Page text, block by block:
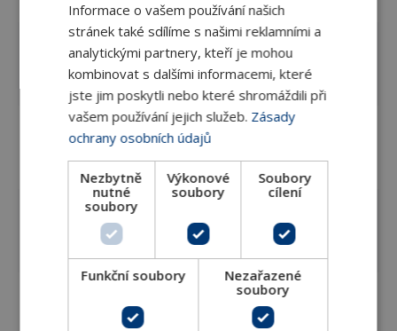
Dvouvrstvý expandovaný
polyetylén s uzavřenou
buněčnou strukturou (EPE)
Objemová
hmotnost
(dle ISO 845)
Vnější plášť izolace 80 kg/m3
Vnitřní izolační vrstva 30 kg/m3
Tepelná
vodivost (dle
EN 12667)
0,041 W/mK při 40 °C
Vnější plášť izolace HF-2
Vnitřní izolační vrstva HF-1
Informace o vašem používání našich
stránek také sdílíme s našimi reklamními a
analytickými partnery, kteří je mohou
kombinovat s dalšími informacemi, které
jste jim poskytli nebo které shromáždili při
vašem používání jejich služeb. Zásady
ochrany osobních údajů
Nezbytně
nutné
soubory
Výkonové
soubory
Soubory
cílení
Funkční soubory
Nezařazené
soubory